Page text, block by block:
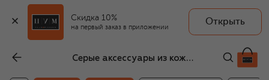
Скидка 10%
на первый заказ в приложении
Открыть
Серые аксессуары из кожи унисекс Kiton